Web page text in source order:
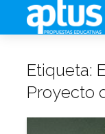
Etiqueta:
Proyecto